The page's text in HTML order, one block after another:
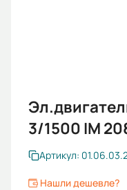
3/1500 IM
Артикул:
Нашли дешевле?